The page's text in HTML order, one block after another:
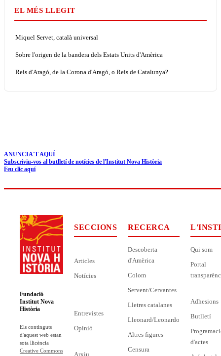
EL MÉS LLEGIT
Miquel Servet, català universal
Sobre l'origen de la bandera dels Estats Units d'Amèrica
Reis d'Aragó, de la Corona d'Aragó, o Reis de Catalunya?
ANUNCIA'T AQUÍ
Subscriviu-vos al butlletí de notícies de l'Institut Nova Història
Feu clic aquí
Fundació
Institut Nova
Història
Els continguts
d'aquest web estan
sota llicència
Creative Commons
SECCIONS
Articles
Notícies
Entrevistes
Opinió
Arxiu
RECERCA
Descoberta
d'Amèrica
Colom
Servent/Cervantes
Lletres catalanes
Lleonard/Leonardo
Altres figures
Censura
Qui som
Portal
Adhesions
Butlletí
d'actes